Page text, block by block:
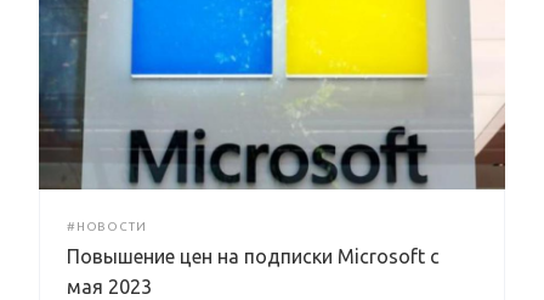
#НОВОСТИ
Повышение цен на подписки Microsoft с
мая 2023